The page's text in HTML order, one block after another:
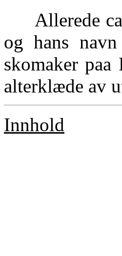
Allerede ca.
og hans
skomaker
alterklæde av
Innhold